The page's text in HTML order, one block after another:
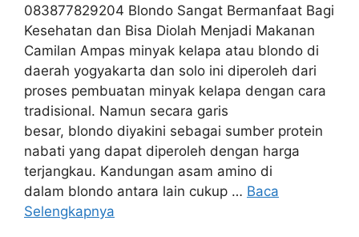
083877829204 Blondo Sangat Bermanfaat Bagi
Kesehatan dan Bisa Diolah Menjadi Makanan
Camilan Ampas minyak kelapa atau blondo di
daerah yogyakarta dan solo ini diperoleh dari
proses pembuatan minyak kelapa dengan cara
tradisional. Namun secara garis
besar, blondo diyakini sebagai sumber protein
nabati yang dapat diperoleh dengan harga
terjangkau. Kandungan asam amino di
dalam blondo antara lain cukup … Baca
Selengkapnya